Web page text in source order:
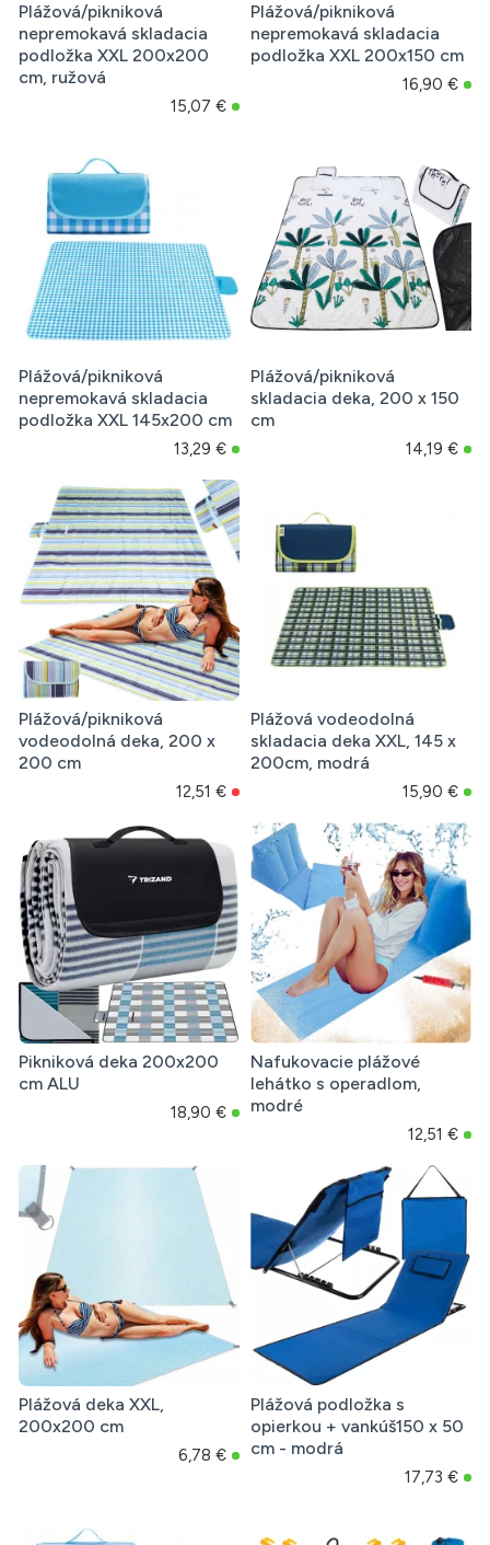
Plážová/pikniková
nepremokavá skladacia
podložka XXL 200x200
cm, ružová
15,07 €
Plážová/pikniková
nepremokavá skladacia
podložka XXL 200x150 cm
16,90 €
Plážová/pikniková
nepremokavá skladacia
podložka XXL 145x200 cm
13,29 €
Plážová/pikniková
skladacia deka, 200 x 150
cm
14,19 €
Plážová/pikniková
vodeodolná deka, 200 x
200 cm
12,51 €
Plážová vodeodolná
skladacia deka XXL, 145 x
200cm, modrá
15,90 €
Pikniková deka 200x200
cm ALU
18,90 €
Nafukovacie plážové
lehátko s operadlom,
modré
12,51 €
Plážová deka XXL,
200x200 cm
6,78 €
Plážová podložka s
opierkou + vankúš150 x 50
cm - modrá
17,73 €